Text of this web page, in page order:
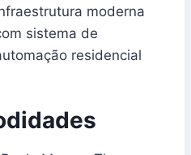
moderna
sistema de
residencial